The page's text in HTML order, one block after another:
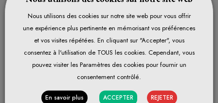
Nous utilisons des cookies sur notre site web pour vous offrir
une expérience plus pertinente en mémorisant vos préférences
et vos visites répétées. En cliquant sur "Accepter", vous
consentez à l'utilisation de TOUS les cookies. Cependant, vous
pouvez visiter les Paramètres des cookies pour fournir un
consentement contrôlé.
En savoir plus ACCEPTER REJETER